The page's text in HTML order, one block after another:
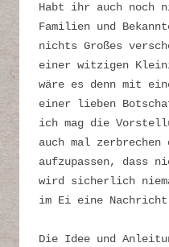
Habt ihr auch noch
Familien und
nichts Großes
einer witzigen
wäre es denn mit
einer lieben
ich mag die
auch mal
aufzupassen, dass
wird sicherlich
im Ei eine
Die Idee und